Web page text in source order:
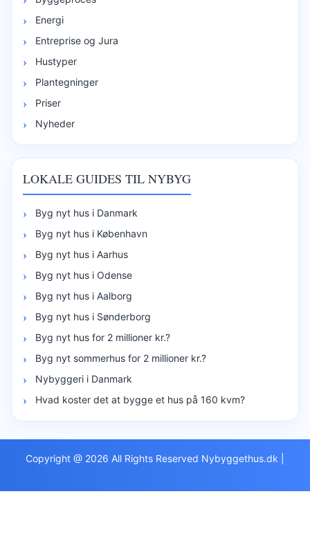
Energi
Entreprise og Jura
Hustyper
Plantegninger
Priser
Nyheder
LOKALE GUIDES TIL NYBYG
Byg nyt hus i Danmark
Byg nyt hus i København
Byg nyt hus i Aarhus
Byg nyt hus i Odense
Byg nyt hus i Aalborg
Byg nyt hus i Sønderborg
Byg nyt hus for 2 millioner kr.?
Byg nyt sommerhus for 2 millioner kr.?
Nybyggeri i Danmark
Hvad koster det at bygge et hus på 160 kvm?
Copyright @ 2026 All Rights Reserved Nybyggethus.dk